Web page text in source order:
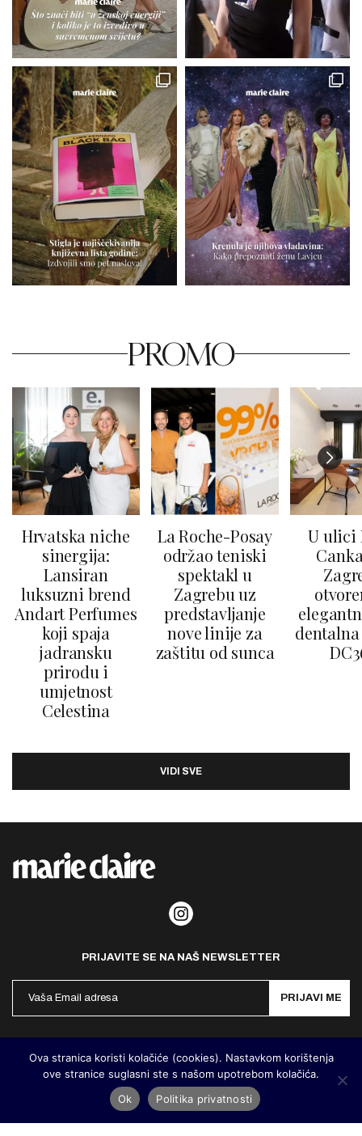
PROMO
Hrvatska niche
sinergija:
Lansiran
luksuzni brend
Andart Perfumes
koji spaja
jadransku
prirodu i
umjetnost
Celestina
La Roche-Posay
održao teniski
spektakl u
Zagrebu uz
predstavljanje
nove linije za
zaštitu od sunca
U ulici
VIDI SVE
PRIJAVITE SE NA NAŠ NEWSLETTER
PRIJAVI ME
MarieClaire Hrvatska 2026. Designed and developed by Cubes
Ova stranica koristi kolačiće (cookies). Nastavkom korištenja
ove stranice suglasni ste s našom upotrebom kolačića.
Ok
Politika privatnosti